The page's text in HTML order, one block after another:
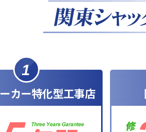
1
カー特化型工事店